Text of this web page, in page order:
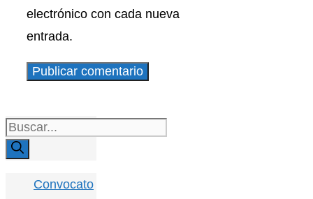
electrónico con cada nueva
entrada.
Buscar:
Convocato